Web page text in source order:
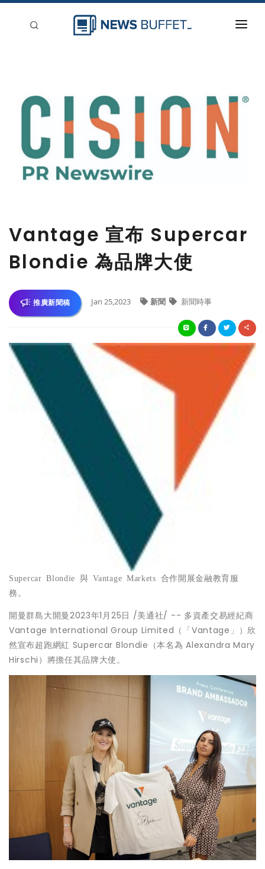
登入
Vantage 宣布 Supercar
Blondie 為品牌大使
推廣新聞稿 Jan 25,2023 新聞 新聞時事
Supercar Blondie 與 Vantage Markets 合作開展金融教育服
務。
開曼群島大開曼2023年1月25日 /美通社/ -- 多資產交易經紀商
Vantage International Group Limited（「Vantage」）欣
然宣布超跑網紅 Supercar Blondie（本名為 Alexandra Mary
Hirschi）將擔任其品牌大使。